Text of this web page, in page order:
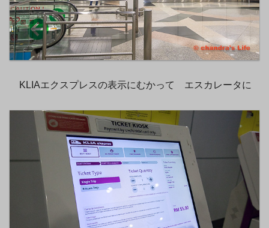
KLIAエクスプレスの表示にむかって エスカレータに